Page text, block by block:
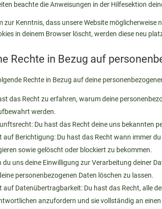
beachte die Anweisungen in der Hilfesektion
zur Kenntnis, dass unsere Website
in deinem Browser löscht, werden diese neu
Rechte in Bezug auf
Rechte in Bezug auf deine
das Recht zu erfahren, warum deine
werden.
Du hast das Recht deine uns bekannten
auf Berichtigung: Du hast das Recht wann immer
sowie gelöscht oder blockiert zu bekommen.
du uns deine Einwilligung zur Verarbeitung deiner
personenbezogenen Daten löschen zu lassen.
auf Datenübertragbarkeit: Du hast das Recht, alle
anzufordern und sie vollständig an